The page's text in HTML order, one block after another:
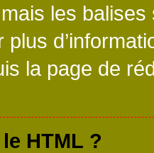
les
plus
la page de
HTML ?